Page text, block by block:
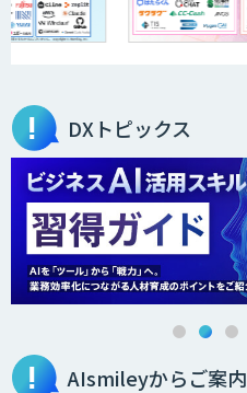
DXトピックス
AIsmileyからご案内